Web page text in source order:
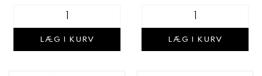
LÆG I KURV LÆG I KURV